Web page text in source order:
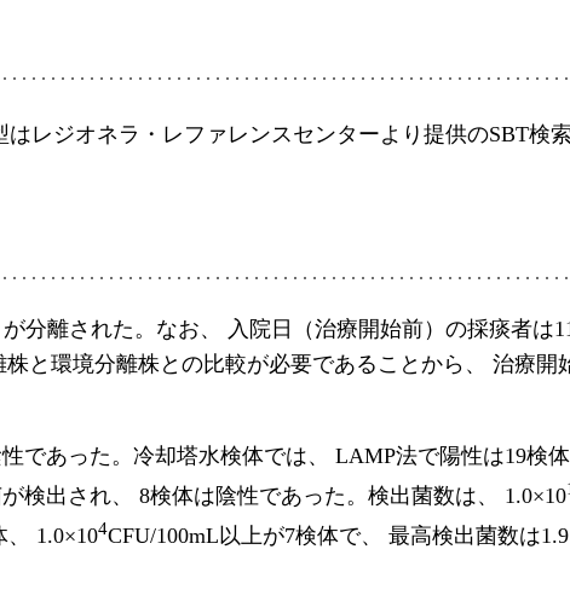
レジオネラ・レファレンスセンターより提供のSBT検
分離された。なお、 入院日（治療開始前）の採痰者は
と環境分離株との比較が必要であることから、 治療開
であった。冷却塔水検体では、 LAMP法で陽性は19検
検出され、 8検体は陰性であった。検出菌数は、 1.0×10
、 1.0×104CFU/100mL以上が7検体で、 最高検出菌数は